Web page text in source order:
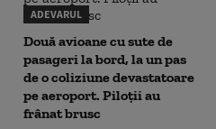
ADEVARUL
Două avioane cu sute de
pasageri la bord, la un pas
de o coliziune devastatoare
pe aeroport. Piloții au
frânat brusc